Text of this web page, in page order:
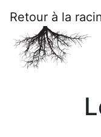
Retour à la